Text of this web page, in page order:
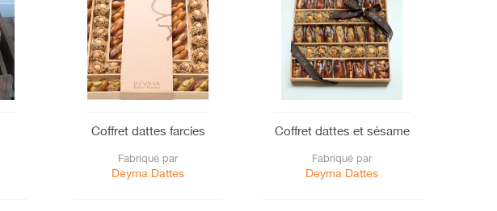
Coffret dattes farcies
Fabriqué par
Deyma Dattes
Coffret dattes et sésame
Fabriqué par
Deyma Dattes